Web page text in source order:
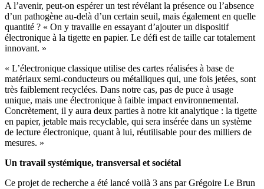
A l’avenir, peut-on espérer un test révélant la présence ou l’absence
d’un pathogène au-delà d’un certain seuil, mais également en quelle
quantité ? « On y travaille en essayant d’ajouter un dispositif
électronique à la tigette en papier. Le défi est de taille car totalement
innovant. »
« L’électronique classique utilise des cartes réalisées à base de
matériaux semi-conducteurs ou métalliques qui, une fois jetées, sont
très faiblement recyclées. Dans notre cas, pas de puce à usage
unique, mais une électronique à faible impact environnemental.
Concrètement, il y aura deux parties à notre kit analytique : la tigette
en papier, jetable mais recyclable, qui sera insérée dans un système
de lecture électronique, quant à lui, réutilisable pour des milliers de
mesures. »
Un travail systémique, transversal et sociétal
Ce projet de recherche a été lancé voilà 3 ans par Grégoire Le Brun